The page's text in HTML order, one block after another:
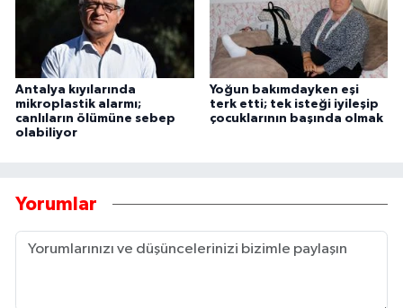
Antalya kıyılarında
mikroplastik alarmı;
canlıların ölümüne sebep
olabiliyor
Yoğun bakımdayken eşi
terk etti; tek isteği iyileşip
çocuklarının başında olmak
Yorumlar